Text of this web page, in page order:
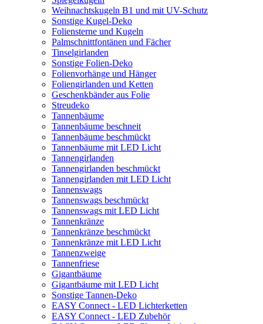
Weihnachtskugeln B1 und mit UV-Schutz
Sonstige Kugel-Deko
Foliensterne und Kugeln
Palmschnittfontänen und Fächer
Tinselgirlanden
Sonstige Folien-Deko
Folienvorhänge und Hänger
Foliengirlanden und Ketten
Geschenkbänder aus Folie
Streudeko
Tannenbäume
Tannenbäume beschneit
Tannenbäume beschmückt
Tannenbäume mit LED Licht
Tannengirlanden
Tannengirlanden beschmückt
Tannengirlanden mit LED Licht
Tannenswags
Tannenswags beschmückt
Tannenswags mit LED Licht
Tannenkränze
Tannenkränze beschmückt
Tannenkränze mit LED Licht
Tannenzweige
Tannenfriese
Gigantbäume
Gigantbäume mit LED Licht
Sonstige Tannen-Deko
EASY Connect - LED Lichterketten
EASY Connect - LED Zubehör